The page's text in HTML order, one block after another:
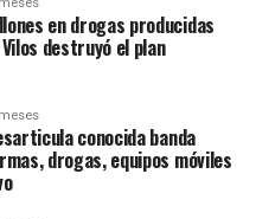
en drogas producidas
destruyó el plan
conocida banda
drogas, equipos móviles